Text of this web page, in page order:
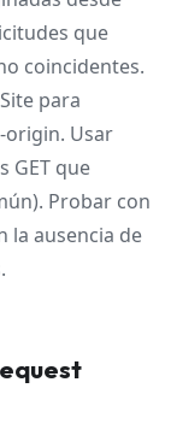
que
coincidentes.
para
origin. Usar
GET que
Probar con
la ausencia de